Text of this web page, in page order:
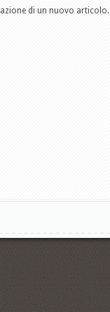
di un nuovo articolo.